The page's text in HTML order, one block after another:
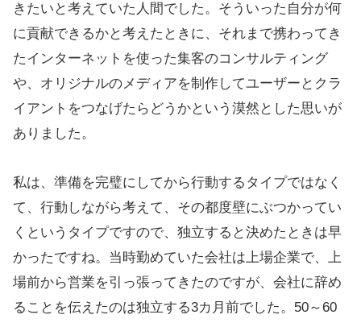
きたいと考えていた人間でした。そういった自分が何
に貢献できるかと考えたときに、それまで携わってき
たインターネットを使った集客のコンサルティング
や、オリジナルのメディアを制作してユーザーとクラ
イアントをつなげたらどうかという漠然とした思いが
ありました。
私は、準備を完璧にしてから行動するタイプではなく
て、行動しながら考えて、その都度壁にぶつかってい
くというタイプですので、独立すると決めたときは早
かったですね。当時勤めていた会社は上場企業で、上
場前から営業を引っ張ってきたのですが、会社に辞め
ることを伝えたのは独立する3カ月前でした。50～60